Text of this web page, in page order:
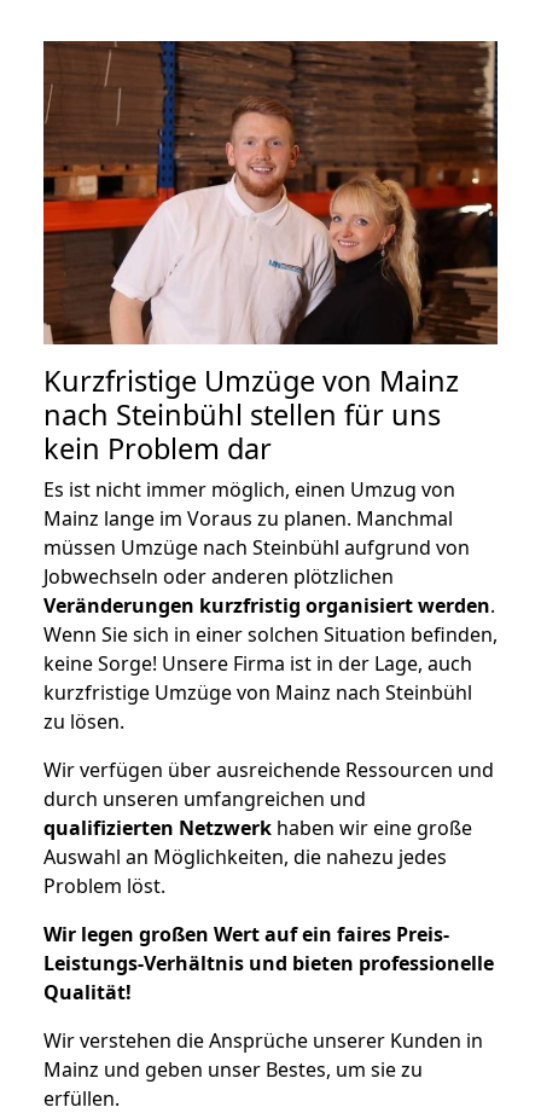
Kurzfristige Umzüge von Mainz
nach Steinbühl stellen für uns
kein Problem dar
Es ist nicht immer möglich, einen Umzug von
Mainz lange im Voraus zu planen. Manchmal
müssen Umzüge nach Steinbühl aufgrund von
Jobwechseln oder anderen plötzlichen
Veränderungen kurzfristig organisiert werden.
Wenn Sie sich in einer solchen Situation befinden,
keine Sorge! Unsere Firma ist in der Lage, auch
kurzfristige Umzüge von Mainz nach Steinbühl
zu lösen.
Wir verfügen über ausreichende Ressourcen und
durch unseren umfangreichen und
qualifizierten Netzwerk haben wir eine große
Auswahl an Möglichkeiten, die nahezu jedes
Problem löst.
Wir legen großen Wert auf ein faires Preis-
Leistungs-Verhältnis und bieten professionelle
Qualität!
Wir verstehen die Ansprüche unserer Kunden in
Mainz und geben unser Bestes, um sie zu
erfüllen.